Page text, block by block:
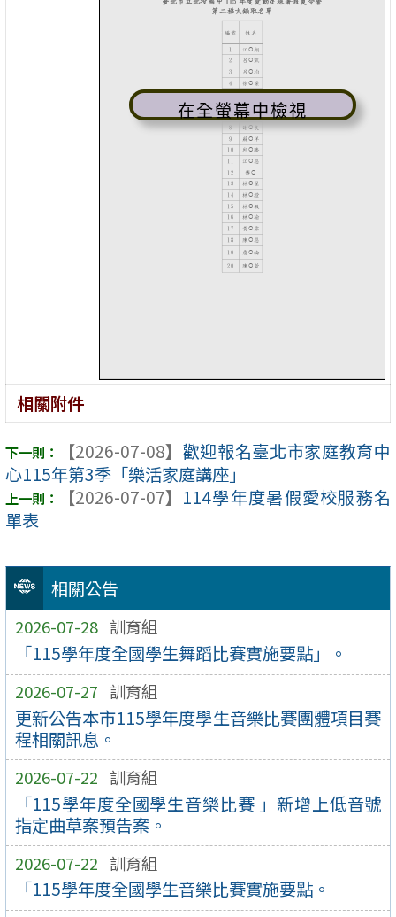
相關公告
2026-07-28 訓育組
「115學年度全國學生舞蹈比賽實施要點」。
2026-07-27 訓育組
更新公告本市115學年度學生音樂比賽團體項目賽
程相關訊息。
2026-07-22 訓育組
「115學年度全國學生音樂比賽 」新增上低音號
指定曲草案預告案。
2026-07-22 訓育組
「115學年度全國學生音樂比賽實施要點。
在全螢幕中檢視
相關附件
【2026-07-08】 歡迎報名臺北市家庭教育中
心115年第3季「樂活家庭講座」
【2026-07-07】 114學年度暑假愛校服務名
單表